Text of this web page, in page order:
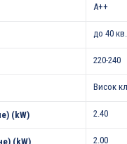
A++
до 40
220-240
Висок
(kW) 2.40
(kW) 2.00